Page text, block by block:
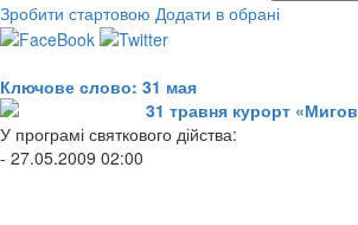
Зробити стартовою Додати в обрані
Ключове слово: 31 мая
31 травня курорт
У програмі святкового дійства:
- 27.05.2009 02:00